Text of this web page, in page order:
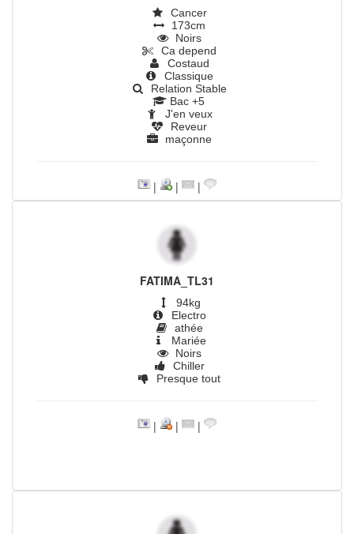
Cancer
173cm
Noirs
Ca depend
Costaud
Classique
Relation Stable
Bac +5
J'en veux
Reveur
maçonne
| | |
FATIMA_TL31
94kg
Electro
athée
Mariée
Noirs
Chiller
Presque tout
| | |